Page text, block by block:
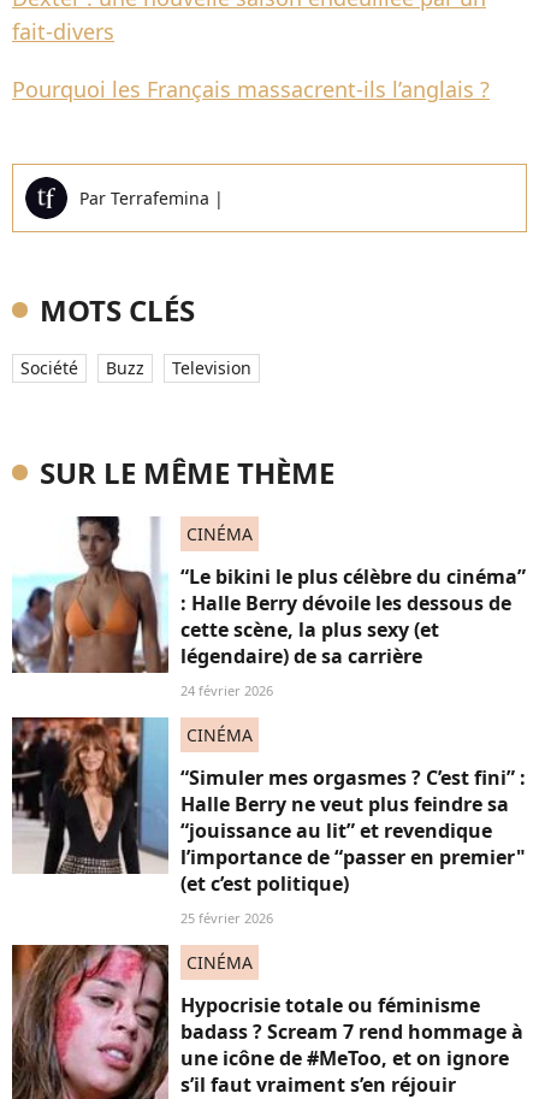
fait-divers
Pourquoi les Français massacrent-ils l’anglais ?
Par Terrafemina |
MOTS CLÉS
Société Buzz Television
SUR LE MÊME THÈME
CINÉMA
“Le bikini le plus célèbre du cinéma”
: Halle Berry dévoile les dessous de
cette scène, la plus sexy (et
légendaire) de sa carrière
24 février 2026
CINÉMA
“Simuler mes orgasmes ? C’est fini” :
Halle Berry ne veut plus feindre sa
“jouissance au lit” et revendique
l’importance de “passer en premier"
(et c’est politique)
25 février 2026
CINÉMA
Hypocrisie totale ou féminisme
badass ? Scream 7 rend hommage à
une icône de #MeToo, et on ignore
s’il faut vraiment s’en réjouir